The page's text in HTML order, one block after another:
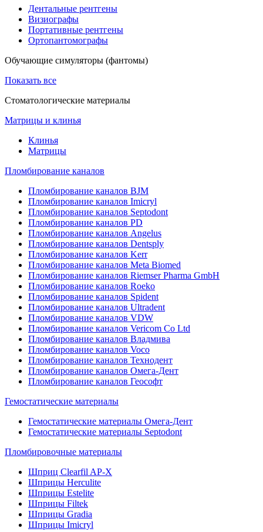
Дентальные рентгены
Визиографы
Портативные рентгены
Ортопантомографы
Обучающие симуляторы (фантомы)
Показать все
Стоматологические материалы
Матрицы и клинья
Клинья
Матрицы
Пломбирование каналов
Пломбирование каналов BJM
Пломбирование каналов Imicryl
Пломбирование каналов Septodont
Пломбирование каналов PD
Пломбирование каналов Angelus
Пломбирование каналов Dentsply
Пломбирование каналов Kerr
Пломбирование каналов Meta Biomed
Пломбирование каналов Riemser Pharma GmbH
Пломбирование каналов Roeko
Пломбирование каналов Spident
Пломбирование каналов Ultradent
Пломбирование каналов VDW
Пломбирование каналов Vericom Co Ltd
Пломбирование каналов Владмива
Пломбирование каналов Voco
Пломбирование каналов Технодент
Пломбирование каналов Омега-Дент
Пломбирование каналов Геософт
Гемостатические материалы
Гемостатические материалы Омега-Дент
Гемостатические материалы Septodont
Пломбировочные материалы
Шприц Clearfil AP-X
Шприцы Herculite
Шприцы Estelite
Шприцы Filtek
Шприцы Gradia
Шприцы Imicryl